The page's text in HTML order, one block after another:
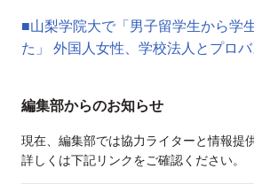
■山梨学院大で「男子留学生から学
た」 外国人女性、学校法人とプロ
編集部からのお知らせ
現在、編集部では協力ライターと情報提
詳しくは下記リンクをご確認ください。